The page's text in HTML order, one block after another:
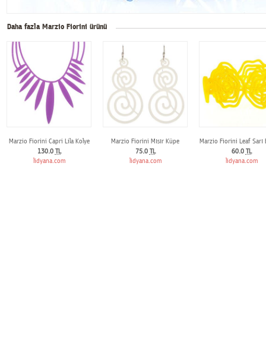
Daha fazla Marzio Fiorini ürünü
Marzio Fiorini Capri Lila Kolye
130.0 TL
lidyana.com
Marzio Fiorini Mısır Küpe
75.0 TL
lidyana.com
Marzio Fiorini Leaf Sarı
60.0 TL
lidyana.com